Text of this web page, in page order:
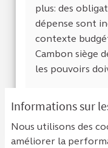
Informations sur
Nous utilisons des
améliorer la
plus: des
dépense sont
contexte
Cambon siège
les pouvoirs